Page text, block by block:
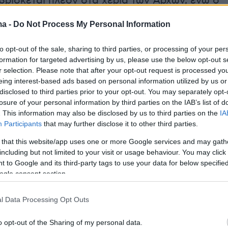
- Do Not Process My Personal Information
opt-out of the sale, sharing to third parties, or processing of your
for targeted advertising by us, please use the below opt-out
selection. Please note that after your opt-out request is processed
interest-based ads based on personal information utilized by us
to third parties prior to your opt-out. You may separately
of your personal information by third parties on the IAB’s list of
This information may also be disclosed by us to third parties on the
Participants that may further disclose it to other third parties.
that this website/app uses one or more Google services and may
but not limited to your visit or usage behaviour. You may
to Google and its third-party tags to use your data for below
consent section.
Data Processing Opt Outs
opt-out of the Sharing of my personal data.
της απόπειρας βιασμού και απειλών σε
του.
με τσουχτερό κρύο και χιόνια σε
στην Αττική - Οι περιοχές που θα πλήξει η
δείτε χάρτες
η κηδεία του Βασίλη Καλογήρου - «Να
στη ζωή σας», είπε η μάνα του έξω από τον
Λεονταρή απαντά στη Μαρία